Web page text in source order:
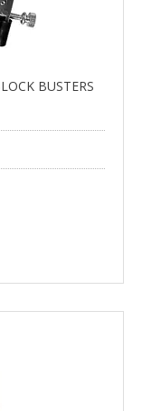
BUSTERS